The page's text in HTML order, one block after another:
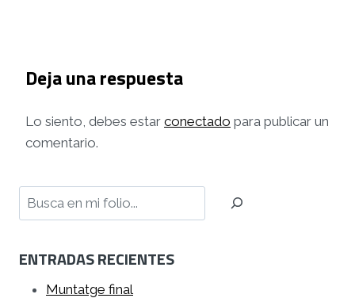
Deja una respuesta
Lo siento, debes estar conectado para publicar un
comentario.
Buscar
ENTRADAS RECIENTES
Muntatge final